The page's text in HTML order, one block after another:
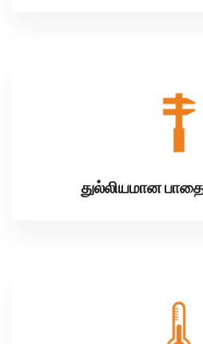
துல்லியமான பாதை